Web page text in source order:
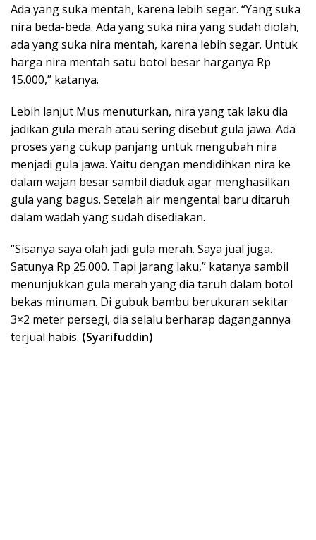
Ada yang suka mentah, karena lebih segar. “Yang suka
nira beda-beda. Ada yang suka nira yang sudah diolah,
ada yang suka nira mentah, karena lebih segar. Untuk
harga nira mentah satu botol besar harganya Rp
15.000,” katanya.
Lebih lanjut Mus menuturkan, nira yang tak laku dia
jadikan gula merah atau sering disebut gula jawa. Ada
proses yang cukup panjang untuk mengubah nira
menjadi gula jawa. Yaitu dengan mendidihkan nira ke
dalam wajan besar sambil diaduk agar menghasilkan
gula yang bagus. Setelah air mengental baru ditaruh
dalam wadah yang sudah disediakan.
“Sisanya saya olah jadi gula merah. Saya jual juga.
Satunya Rp 25.000. Tapi jarang laku,” katanya sambil
menunjukkan gula merah yang dia taruh dalam botol
bekas minuman. Di gubuk bambu berukuran sekitar
3×2 meter persegi, dia selalu berharap dagangannya
terjual habis. (Syarifuddin)